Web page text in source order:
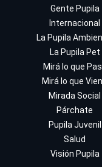
Gente Pupila
Internacional
La Pupila
La Pupila Pet
Mirá lo que
Mirá lo que
Mirada Social
Párchate
Pupila Juvenil
Salud
Visión Pupila